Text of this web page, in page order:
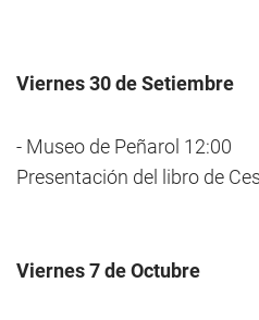
Viernes 30 de Setiembre
- Museo de Peñarol 12:00
Presentación del libro de
Viernes 7 de Octubre